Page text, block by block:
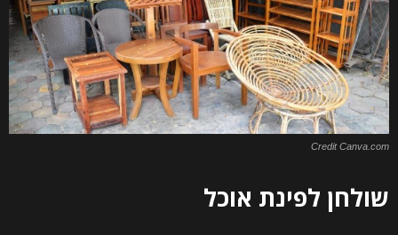
Credit Canva.com
שולחן לפינת אוכל